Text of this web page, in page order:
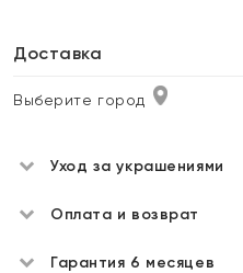
Доставка
Выберите город
Уход за украшениями
Оплата и возврат
Гарантия 6 месяцев